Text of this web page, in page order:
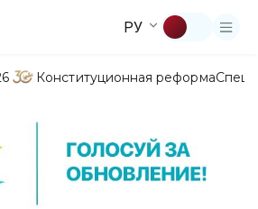
РУ
Конституционная реформа